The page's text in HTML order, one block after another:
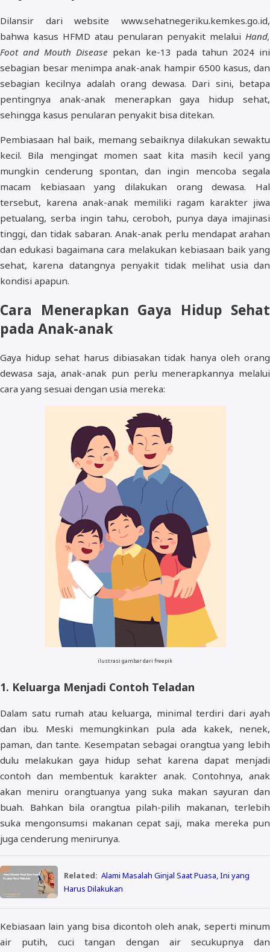
Dilansir dari website www.sehatnegeriku.kemkes.go.id,
bahwa kasus HFMD atau penularan penyakit melalui Hand,
Foot and Mouth Disease pekan ke-13 pada tahun 2024 ini
sebagian besar menimpa anak-anak hampir 6500 kasus, dan
sebagian kecilnya adalah orang dewasa. Dari sini, betapa
pentingnya anak-anak menerapkan gaya hidup sehat,
sehingga kasus penularan penyakit bisa ditekan.
Pembiasaan hal baik, memang sebaiknya dilakukan sewaktu
kecil. Bila mengingat momen saat kita masih kecil yang
mungkin cenderung spontan, dan ingin mencoba segala
macam kebiasaan yang dilakukan orang dewasa. Hal
tersebut, karena anak-anak memiliki ragam karakter jiwa
petualang, serba ingin tahu, ceroboh, punya daya imajinasi
tinggi, dan tidak sabaran. Anak-anak perlu mendapat arahan
dan edukasi bagaimana cara melakukan kebiasaan baik yang
sehat, karena datangnya penyakit tidak melihat usia dan
kondisi apapun.
Cara Menerapkan Gaya Hidup Sehat
pada Anak-anak
Gaya hidup sehat harus dibiasakan tidak hanya oleh orang
dewasa saja, anak-anak pun perlu menerapkannya melalui
cara yang sesuai dengan usia mereka:
ilustrasi gambar dari freepik
1. Keluarga Menjadi Contoh Teladan
Dalam satu rumah atau keluarga, minimal terdiri dari ayah
dan ibu. Meski memungkinkan pula ada kakek, nenek,
paman, dan tante. Kesempatan sebagai orangtua yang lebih
dulu melakukan gaya hidup sehat karena dapat menjadi
contoh dan membentuk karakter anak. Contohnya, anak
akan meniru orangtuanya yang suka makan sayuran dan
buah. Bahkan bila orangtua pilah-pilih makanan, terlebih
suka mengonsumsi makanan cepat saji, maka mereka pun
juga cenderung menirunya.
Related: Alami Masalah Ginjal Saat Puasa, Ini yang
Harus Dilakukan
Kebiasaan lain yang bisa dicontoh oleh anak, seperti minum
air putih, cuci tangan dengan air secukupnya dan